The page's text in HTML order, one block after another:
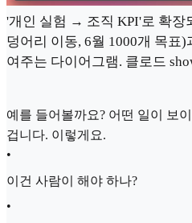
'개인 실험 → 조직 KPI'로 확장
덩어리 이동, 6월 1000개 목표
여주는 다이어그램. 클로드
예를 들어볼까요? 어떤 일이 보
겁니다. 이렇게요.
•
이건 사람이 해야 하나?
•